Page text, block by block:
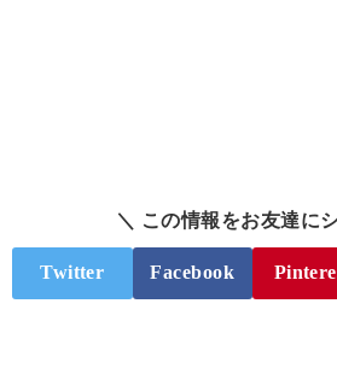
＼ この情報をお友達に
Twitter Facebook